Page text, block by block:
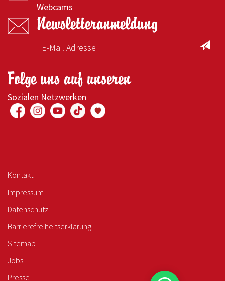
Webcams
Newsletteranmeldung
Folge uns auf unseren
Sozialen Netzwerken
Kontakt
Impressum
Datenschutz
Barrierefreiheitserklärung
Sitemap
Jobs
Presse